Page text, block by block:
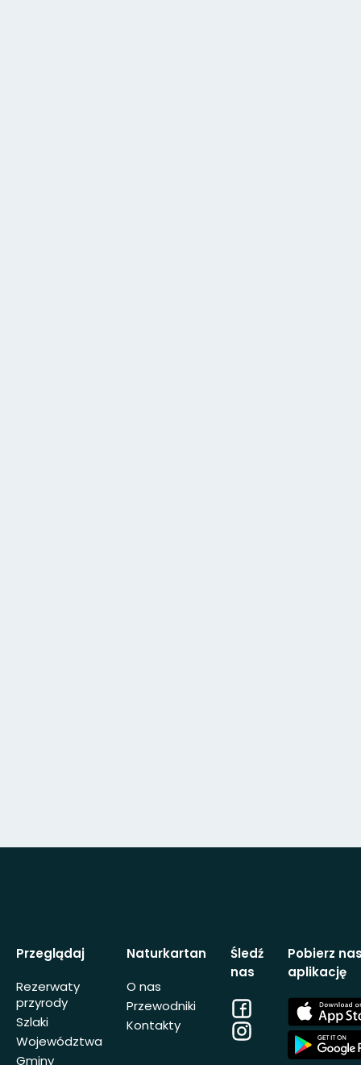
Przeglądaj
Rezerwaty
przyrody
Szlaki
Województwa
Gminy
Naturkartan
O nas
Przewodniki
Kontakty
Śledź
nas
Facebook
Instagram
Pobierz
aplikację
App
Store
App
Store